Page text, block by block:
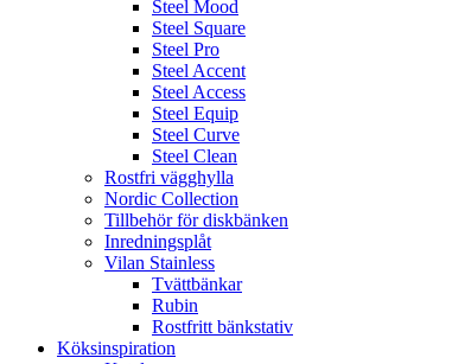
Steel Mood
Steel Square
Steel Pro
Steel Accent
Steel Access
Steel Equip
Steel Curve
Steel Clean
Rostfri vägghylla
Nordic Collection
Tillbehör för diskbänken
Inredningsplåt
Vilan Stainless
Tvättbänkar
Rubin
Rostfritt bänkstativ
Köksinspiration